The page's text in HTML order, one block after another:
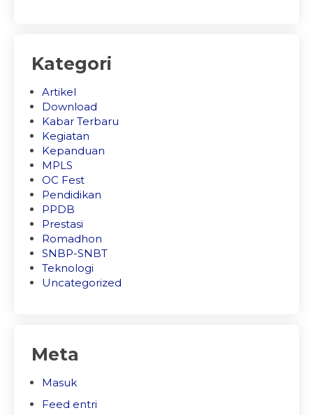
Kategori
Artikel
Download
Kabar Terbaru
Kegiatan
Kepanduan
MPLS
OC Fest
Pendidikan
PPDB
Prestasi
Romadhon
SNBP-SNBT
Teknologi
Uncategorized
Meta
Masuk
Feed entri